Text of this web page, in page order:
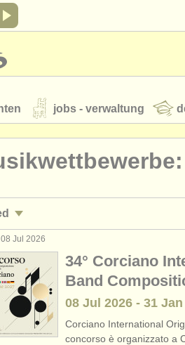
jobs - verwaltung
instrumente
rss feeds
about our ATS ATSfaq
aufführung: dirigent/
- aufführung: korrepetitor/in (2)
- unterrichten: dirigent/in (4)
unterrichten: korrepetitor/in (1)
Jul 2026
34° Corciano
Band
08 Jul 2026 - 31 Jan
Corciano International
concorso è organizzato a